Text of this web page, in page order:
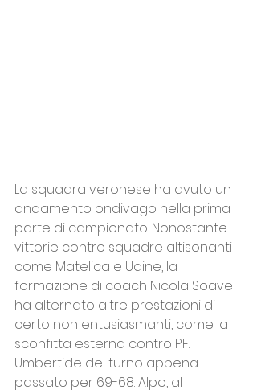
La squadra veronese ha avuto un
andamento ondivago nella prima
parte di campionato. Nonostante
vittorie contro squadre altisonanti
come Matelica e Udine, la
formazione di coach Nicola Soave
ha alternato altre prestazioni di
certo non entusiasmanti, come la
sconfitta esterna contro P.F.
Umbertide del turno appena
passato per 69-68. Alpo, al